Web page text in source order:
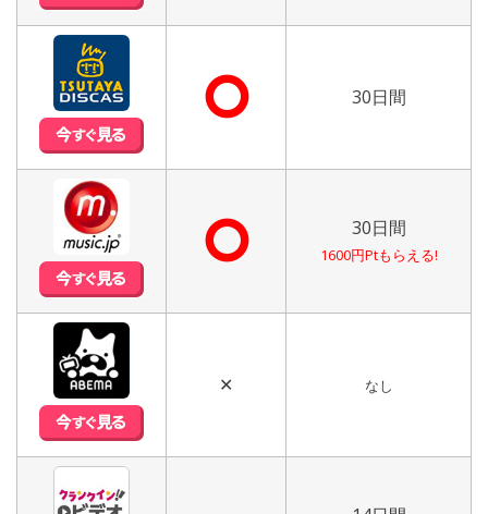
⭘ 30日間
⭘ 30日間
1600円Ptもらえる!
✕ なし